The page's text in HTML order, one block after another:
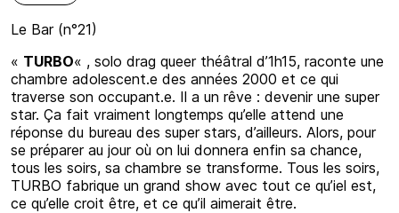
Le Bar (n°21)
« TURBO« , solo drag queer théâtral d’1h15, raconte une
chambre adolescent.e des années 2000 et ce qui
traverse son occupant.e. Il a un rêve : devenir une super
star. Ça fait vraiment longtemps qu’elle attend une
réponse du bureau des super stars, d’ailleurs. Alors, pour
se préparer au jour où on lui donnera enfin sa chance,
tous les soirs, sa chambre se transforme. Tous les soirs,
TURBO fabrique un grand show avec tout ce qu’iel est,
ce qu’elle croit être, et ce qu’il aimerait être.